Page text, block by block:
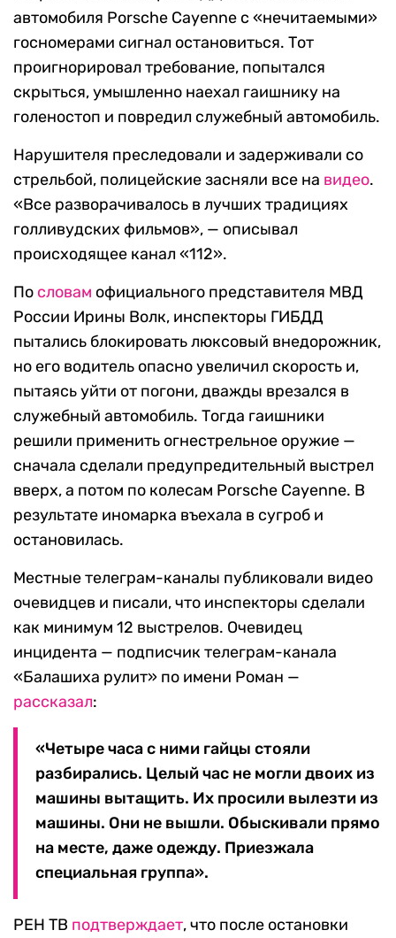
автомобиля Porsche Cayenne с «нечитаемыми»
госномерами сигнал остановиться. Тот
проигнорировал требование, попытался
скрыться, умышленно наехал гаишнику на
голеностоп и повредил служебный автомобиль.
Нарушителя преследовали и задерживали со
стрельбой, полицейские засняли все на видео.
«Все разворачивалось в лучших традициях
голливудских фильмов», — описывал
происходящее канал «112».
По словам официального представителя МВД
России Ирины Волк, инспекторы ГИБДД
пытались блокировать люксовый внедорожник,
но его водитель опасно увеличил скорость и,
пытаясь уйти от погони, дважды врезался в
служебный автомобиль. Тогда гаишники
решили применить огнестрельное оружие —
сначала сделали предупредительный выстрел
вверх, а потом по колесам Porsche Cayenne. В
результате иномарка въехала в сугроб и
остановилась.
Местные телеграм-каналы публиковали видео
очевидцев и писали, что инспекторы сделали
как минимум 12 выстрелов. Очевидец
инцидента — подписчик телеграм-канала
«Балашиха рулит» по имени Роман —
рассказал:
«Четыре часа с ними гайцы стояли
разбирались. Целый час не могли двоих из
машины вытащить. Их просили вылезти из
машины. Они не вышли. Обыскивали прямо
на месте, даже одежду. Приезжала
специальная группа».
РЕН ТВ подтверждает, что после остановки